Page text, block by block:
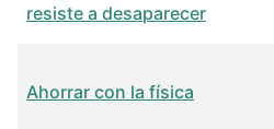
resiste a desaparecer
Ahorrar con la física